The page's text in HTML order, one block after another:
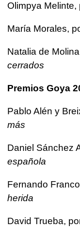
Olimpya Melinte,
María Morales,
Natalia de
cerrados
Premios Goya
Pablo Alén y
más
Daniel Sánchez
española
Fernando
herida
David Trueba,